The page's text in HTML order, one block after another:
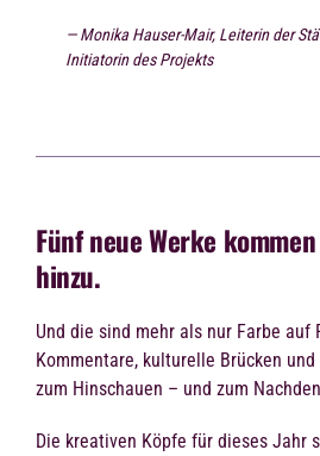
Monika Hauser-Mair, Leiterin der
Initiatorin des Projekts
Fünf neue Werke
hinzu.
Und die sind mehr als nur Farbe auf
Kommentare, kulturelle Brücken
zum Hinschauen – und zum
Die kreativen Köpfe für dieses Jahr